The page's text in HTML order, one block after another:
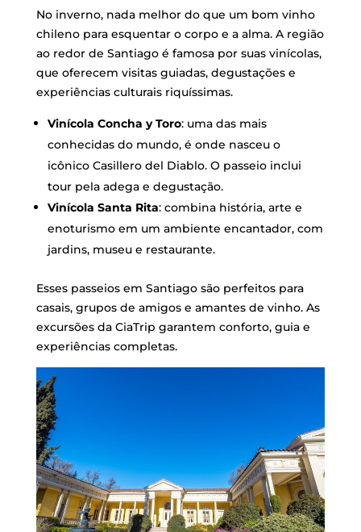
No inverno, nada melhor do que um bom vinho
chileno para esquentar o corpo e a alma. A região
ao redor de Santiago é famosa por suas vinícolas,
que oferecem visitas guiadas, degustações e
experiências culturais riquíssimas.
Vinícola Concha y Toro: uma das mais
conhecidas do mundo, é onde nasceu o
icônico Casillero del Diablo. O passeio inclui
tour pela adega e degustação.
Vinícola Santa Rita: combina história, arte e
enoturismo em um ambiente encantador, com
jardins, museu e restaurante.
Esses passeios em Santiago são perfeitos para
casais, grupos de amigos e amantes de vinho. As
excursões da CiaTrip garantem conforto, guia e
experiências completas.